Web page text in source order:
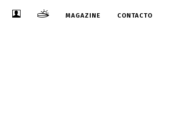
MAGAZINE CONTACTO